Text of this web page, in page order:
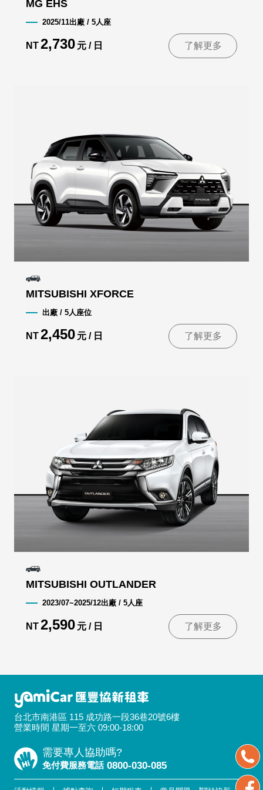
MG EHS
2025/11出廠 / 5人座
NT2,730 元 / 日 了解更多
MITSUBISHI XFORCE
出廠 / 5人座位
NT2,450 元 / 日 了解更多
MITSUBISHI OUTLANDER
2023/07~2025/12出廠 / 5人座
NT2,590 元 / 日 了解更多
台北市南港區 115 成功路一段36巷20號6樓
營業時間 星期一至六 09:00-18:00
需要專人協助嗎?
免付費服務電話 0800-030-085